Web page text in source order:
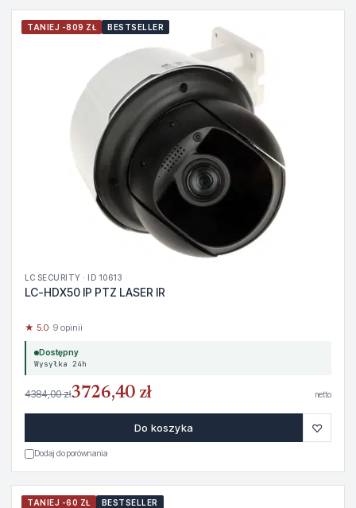
TANIEJ -809 ZŁ BESTSELLER
LC SECURITY · ID 10613
LC-HDX50 IP PTZ LASER IR
★ 5.0· 9 opinii
Dostępny
Wysyłka 24h
4384,00 zł3726,40 zł netto
Do koszyka ♡
Dodaj do porównania
TANIEJ -60 ZŁ BESTSELLER